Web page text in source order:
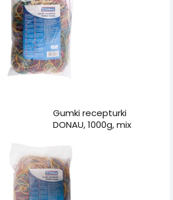
Gumki recepturki
DONAU, 1000g, mix